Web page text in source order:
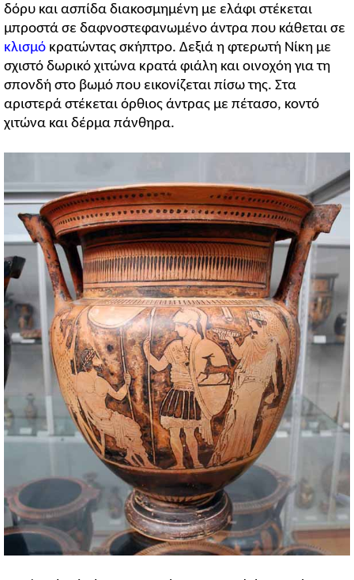
δόρυ και ασπίδα διακοσμημένη με ελάφι στέκεται
μπροστά σε δαφνοστεφανωμένο άντρα που κάθεται σε
κλισμό κρατώντας σκήπτρο. Δεξιά η φτερωτή Νίκη με
σχιστό δωρικό χιτώνα κρατά φιάλη και οινοχόη για τη
σπονδή στο βωμό που εικονίζεται πίσω της. Στα
αριστερά στέκεται όρθιος άντρας με πέτασο, κοντό
χιτώνα και δέρμα πάνθηρα.